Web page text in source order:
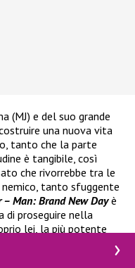
(MJ) e del suo grande
una nuova vita
tanto che la parte
è tangibile, così
che rivorrebbe tra le
nemico, tanto sfuggente
– Man: Brand New Dayè
di proseguire nella
lei, la più potente
ma comunque